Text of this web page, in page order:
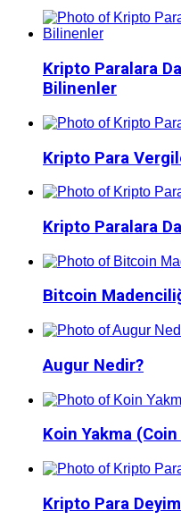
Kripto Paralara
Bilinenler
Kripto Para
Kripto Paralara
Bitcoin
Augur Nedir?
Koin Yakma
Kripto Para